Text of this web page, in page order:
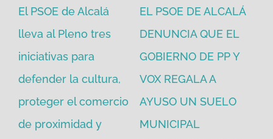
El PSOE de Alcalá
lleva al Pleno tres
iniciativas para
defender la cultura,
proteger el comercio
de proximidad y
EL PSOE DE ALCALÁ
DENUNCIA QUE EL
GOBIERNO DE PP Y
VOX REGALA A
AYUSO UN SUELO
MUNICIPAL